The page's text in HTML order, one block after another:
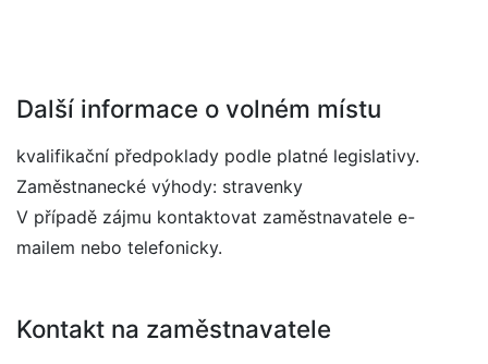
Další informace o volném místu
kvalifikační předpoklady podle platné legislativy.
Zaměstnanecké výhody: stravenky
V případě zájmu kontaktovat zaměstnavatele e-
mailem nebo telefonicky.
Kontakt na zaměstnavatele